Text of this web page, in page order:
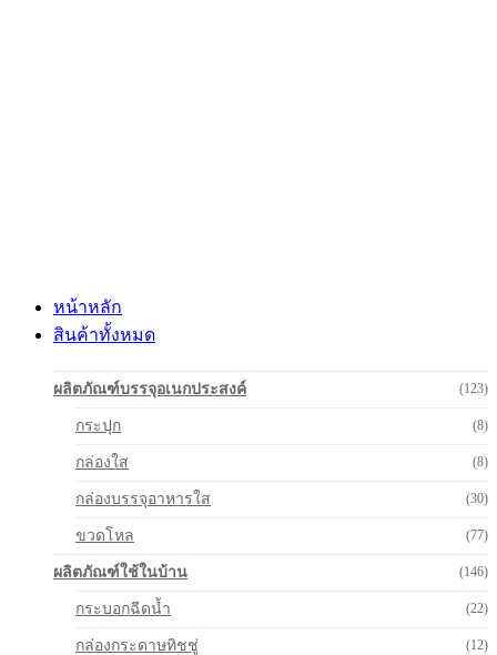
หน้าหลัก
สินค้าทั้งหมด
ผลิตภัณฑ์บรรจุอเนกประสงค์ (123)
กระปุก (8)
กล่องใส (8)
กล่องบรรจุอาหารใส (30)
ขวดโหล (77)
ผลิตภัณฑ์ใช้ในบ้าน (146)
กระบอกฉีดน้ำ (22)
กล่องกระดาษทิชชู่ (12)